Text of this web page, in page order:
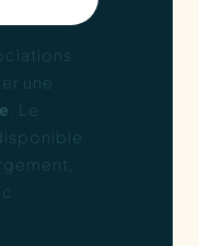
une
. Le